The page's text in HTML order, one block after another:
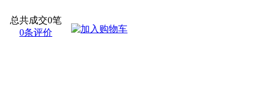
总共成交0笔
0条评价